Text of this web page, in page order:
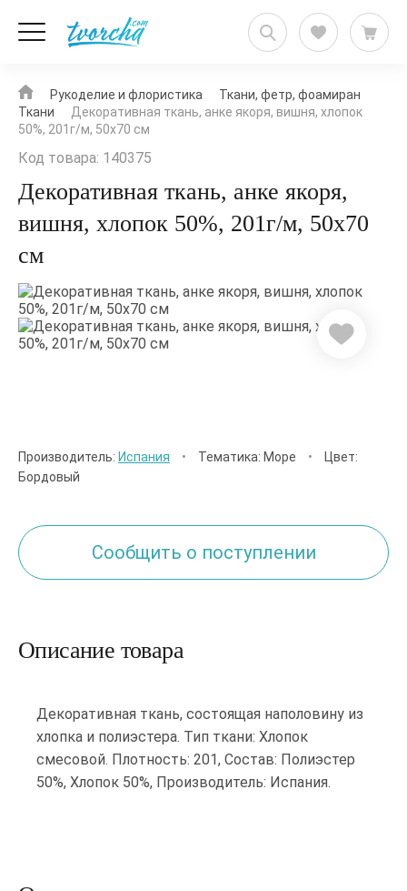
Рукоделие и флористика
Ткани, фетр, фоамиран
Ткани
Декоративная ткань, анке якоря, вишня, хлопок
50%, 201г/м, 50x70 см
Код товара: 140375
Декоративная ткань, анке якоря,
вишня, хлопок 50%, 201г/м, 50x70
см
Производитель: Испания • Тематика: Море •
Цвет:
Бордовый
Сообщить о поступлении
Описание товара
Декоративная ткань, состоящая наполовину из
хлопка и полиэстера. Тип ткани: Хлопок
смесовой. Плотность: 201, Состав: Полиэстер
50%, Хлопок 50%, Производитель: Испания.